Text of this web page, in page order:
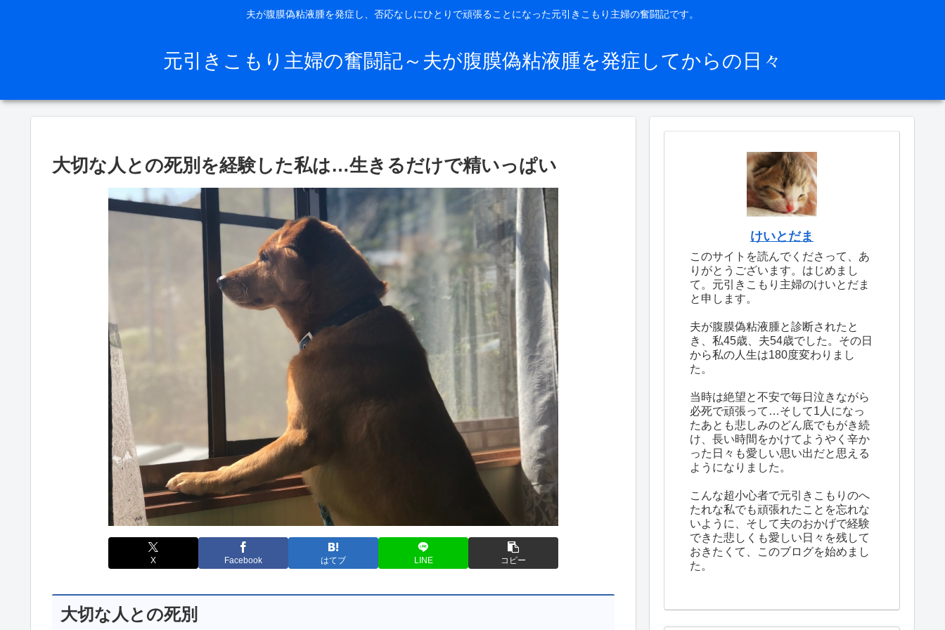
夫が腹膜偽粘液腫を発症し、否応なしにひとりで頑張ることになった元引きこもり主婦の奮闘記です。
元引きこもり主婦の奮闘記～夫が腹膜偽粘液腫を発症してからの日々
大切な人との死別を経験した私は…生きるだけで精いっぱい
X Facebook はてブ LINE コピー
大切な人との死別
けいとだま
このサイトを読んでくださって、あ
りがとうございます。はじめまし
て。元引きこもり主婦のけいとだま
と申します。
夫が腹膜偽粘液腫と診断されたと
き、私45歳、夫54歳でした。その日
から私の人生は180度変わりまし
た。
当時は絶望と不安で毎日泣きながら
必死で頑張って…そして1人になっ
たあとも悲しみのどん底でもがき続
け、長い時間をかけてようやく辛か
った日々も愛しい思い出だと思える
ようになりました。
こんな超小心者で元引きこもりのへ
たれな私でも頑張れたことを忘れな
いように、そして夫のおかげで経験
できた悲しくも愛しい日々を残して
おきたくて、このブログを始めまし
た。